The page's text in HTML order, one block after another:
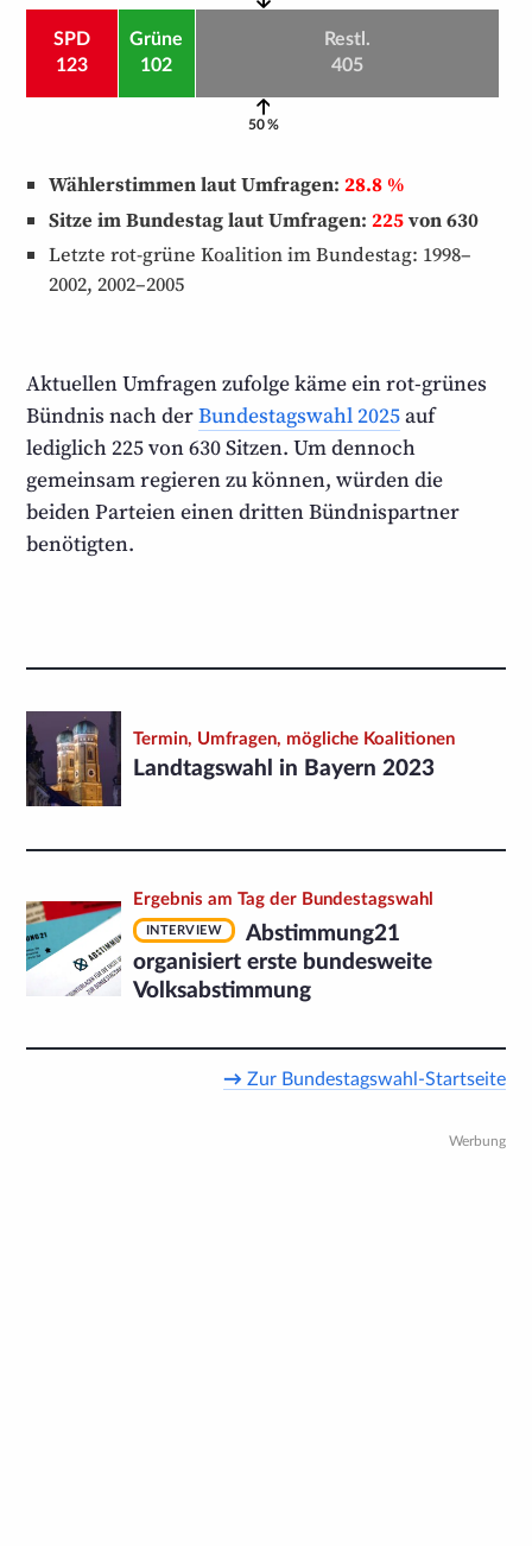
SPD
123
Grüne
102
Restl.
405
50 %
Wählerstimmen laut Umfragen:28.8 %
Sitze im Bundestag laut Umfragen:225von 630
Letzte rot-grüne Koalition im Bundestag: 1998–
2002, 2002–2005
Aktuellen Umfragen zufolge käme ein rot-grünes
Bündnis nach derBundestagswahl 2025auf
lediglich225von 630 Sitzen. Um dennoch
gemeinsam regieren zu können, würden die
beiden Parteien einen dritten Bündnispartner
benötigten.
Termin, Umfragen, mögliche Koalitionen
Landtags­wahl in Bayern 2023
Ergebnis am Tag der Bundestagswahl
INTERVIEW
Abstimmung21
organisiert erste bundesweite
Volksabstimmung
→ Zur Bundestagswahl-Startseite
Werbung